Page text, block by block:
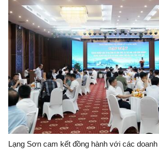
Lạng Sơn cam kết đồng hành với các doanh